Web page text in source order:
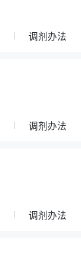
调剂办法
调剂办法
调剂办法